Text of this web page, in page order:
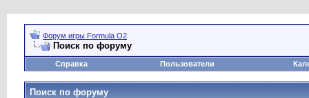
Форум игры Formula O2
Поиск по форуму
Справка Пользователи
Поиск по форуму